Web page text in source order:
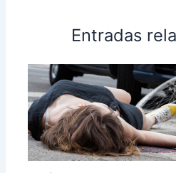
Entradas